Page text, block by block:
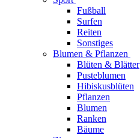
Fußball
Surfen
Reiten
Sonstiges
Blumen & Pflanzen
Blüten & Blätter
Pusteblumen
Hibiskusblüten
Pflanzen
Blumen
Ranken
Bäume